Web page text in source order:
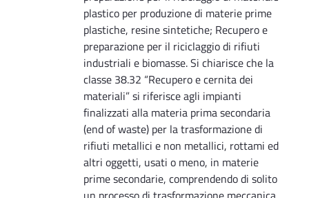
plastico per produzione di materie prime
plastiche, resine sintetiche; Recupero e
preparazione per il riciclaggio di rifiuti
industriali e biomasse. Si chiarisce che la
classe 38.32 “Recupero e cernita dei
materiali” si riferisce agli impianti
finalizzati alla materia prima secondaria
(end of waste) per la trasformazione di
rifiuti metallici e non metallici, rottami ed
altri oggetti, usati o meno, in materie
prime secondarie, comprendendo di solito